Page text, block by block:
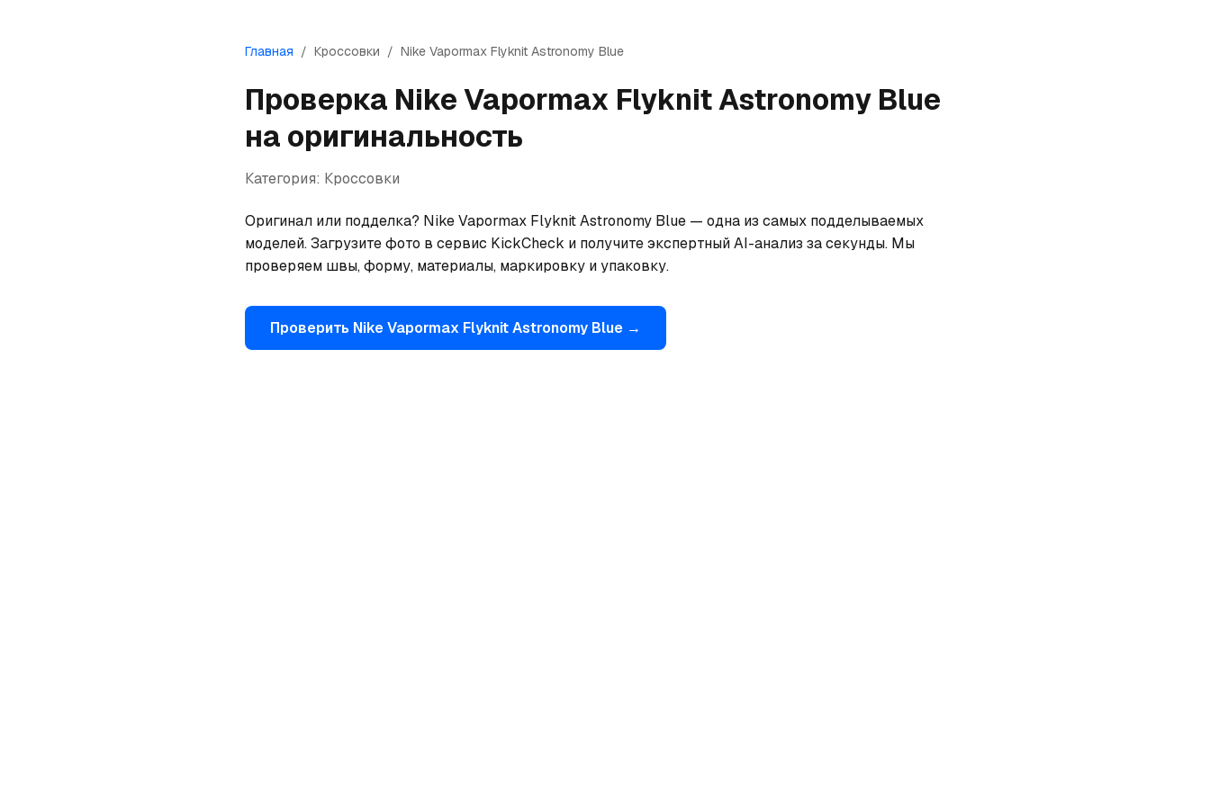
Главная / Кроссовки / Nike Vapormax Flyknit Astronomy Blue
Проверка NikeVapormax Flyknit Astronomy Blue
на оригинальность
Категория: Кроссовки
Оригинал или подделка? Nike Vapormax Flyknit Astronomy Blue — одна из самых подделываемых
моделей. Загрузите фото в сервис KickCheck и получите экспертный AI-анализ за секунды. Мы
проверяем швы, форму, материалы, маркировку и упаковку.
Проверить NikeVapormax Flyknit Astronomy Blue →